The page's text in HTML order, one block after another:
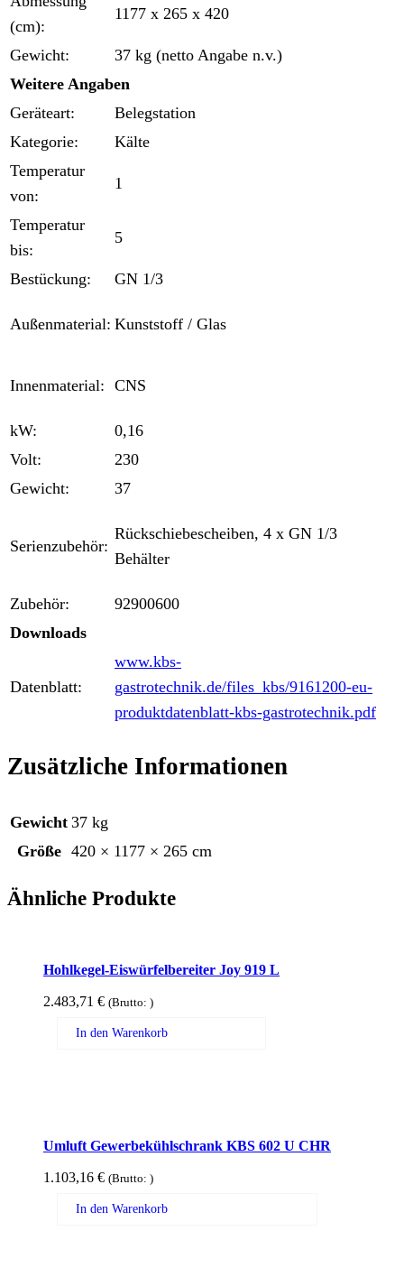
(cm):
1177 x 265 x 420
Gewicht:
37 kg (netto Angabe n.v.)
Weitere Angaben
Geräteart:
Belegstation
Kategorie:
Kälte
Temperatur
von:
1
Temperatur
bis:
5
Bestückung: GN 1/3
Außenmaterial: Kunststoff / Glas
Innenmaterial: CNS
kW:
0,16
Volt:
230
Gewicht:
37
Serienzubehör:
Rückschiebescheiben, 4 x GN 1/3
Behälter
Zubehör:
92900600
Downloads
Datenblatt:
www.kbs-
gastrotechnik.de/files_kbs/9161200-eu-
produktdatenblatt-kbs-gastrotechnik.pdf
Zusätzliche Informationen
Gewicht 37 kg
Größe 420 × 1177 × 265 cm
Ähnliche Produkte
Hohlkegel-Eiswürfelbereiter Joy 919 L
2.483,71 € (Brutto: )
In den Warenkorb
Umluft Gewerbekühlschrank KBS 602 U CHR
1.103,16 € (Brutto: )
In den Warenkorb